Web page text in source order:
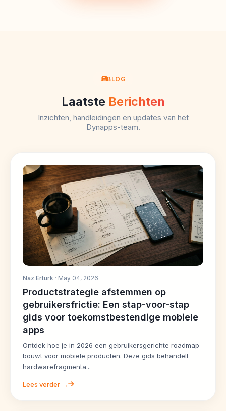
BLOG
Laatste Berichten
Inzichten, handleidingen en updates van het
Dynapps-team.
Naz Ertürk · May 04, 2026
Productstrategie afstemmen op
gebruikersfrictie: Een stap-voor-stap
gids voor toekomstbestendige mobiele
apps
Ontdek hoe je in 2026 een gebruikersgerichte roadmap
bouwt voor mobiele producten. Deze gids behandelt
hardwarefragmenta...
Lees verder →